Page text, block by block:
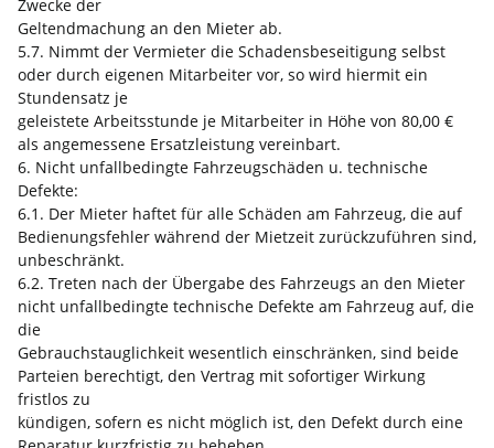
Zwecke der
Geltendmachung an den Mieter ab.
5.7. Nimmt der Vermieter die Schadensbeseitigung selbst
oder durch eigenen Mitarbeiter vor, so wird hiermit ein
Stundensatz je
geleistete Arbeitsstunde je Mitarbeiter in Höhe von 80,00 €
als angemessene Ersatzleistung vereinbart.
6. Nicht unfallbedingte Fahrzeugschäden u. technische
Defekte:
6.1. Der Mieter haftet für alle Schäden am Fahrzeug, die auf
Bedienungsfehler während der Mietzeit zurückzuführen sind,
unbeschränkt.
6.2. Treten nach der Übergabe des Fahrzeugs an den Mieter
nicht unfallbedingte technische Defekte am Fahrzeug auf, die
die
Gebrauchstauglichkeit wesentlich einschränken, sind beide
Parteien berechtigt, den Vertrag mit sofortiger Wirkung
fristlos zu
kündigen, sofern es nicht möglich ist, den Defekt durch eine